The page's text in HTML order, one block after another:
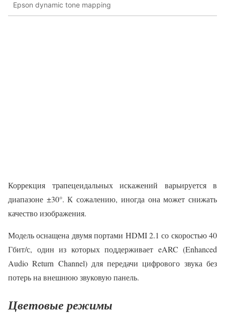
Epson dynamic tone mapping
Коррекция трапецеидальных искажений варьируется в
диапазоне ±30°. К сожалению, иногда она может снижать
качество изображения.
Модель оснащена двумя портами HDMI 2.1 со скоростью 40
Гбит/с, один из которых поддерживает eARC (Enhanced
Audio Return Channel) для передачи цифрового звука без
потерь на внешнюю звуковую панель.
Цветовые режимы